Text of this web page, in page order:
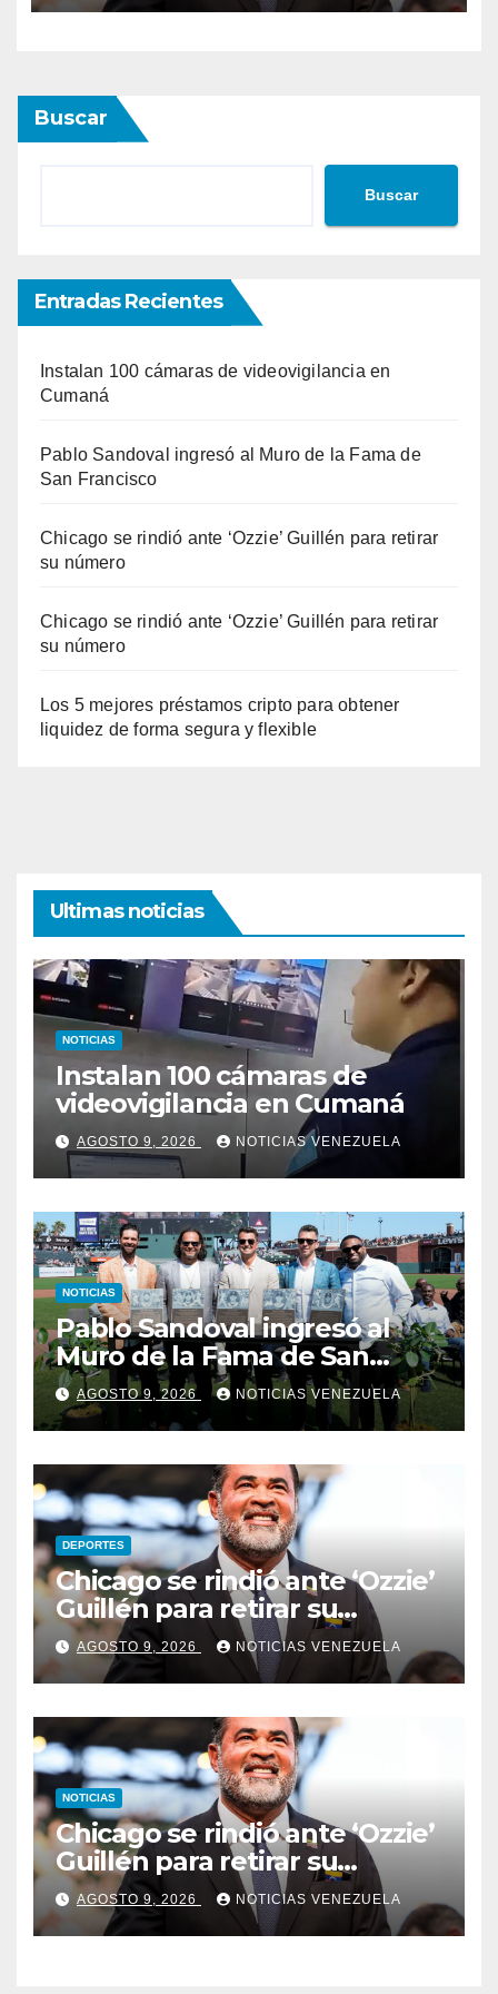
Buscar
Buscar
Entradas Recientes
Instalan 100 cámaras de videovigilancia en
Cumaná
Pablo Sandoval ingresó al Muro de la Fama de
San Francisco
Chicago se rindió ante ‘Ozzie’ Guillén para retirar
su número
Chicago se rindió ante ‘Ozzie’ Guillén para retirar
su número
Los 5 mejores préstamos cripto para obtener
liquidez de forma segura y flexible
Ultimas noticias
NOTICIAS
Instalan 100 cámaras de
videovigilancia en Cumaná
AGOSTO 9, 2026 NOTICIAS VENEZUELA
NOTICIAS
Pablo Sandoval ingresó al
Muro de la Fama de San
Francisco
AGOSTO 9, 2026 NOTICIAS VENEZUELA
DEPORTES
Chicago se rindió ante ‘Ozzie’
Guillén para retirar su
número
AGOSTO 9, 2026 NOTICIAS VENEZUELA
NOTICIAS
Chicago se rindió ante ‘Ozzie’
Guillén para retirar su
número
AGOSTO 9, 2026 NOTICIAS VENEZUELA